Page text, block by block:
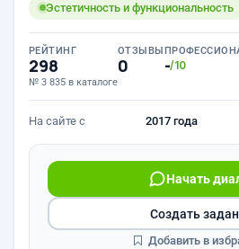
Эстетичность и функциональность
РЕЙТИНГ
298
№ 3 835 в каталоге
ОТЗЫВЫ
0 -/10
На сайте с 2017 года
Начать
Создать
Добавить в